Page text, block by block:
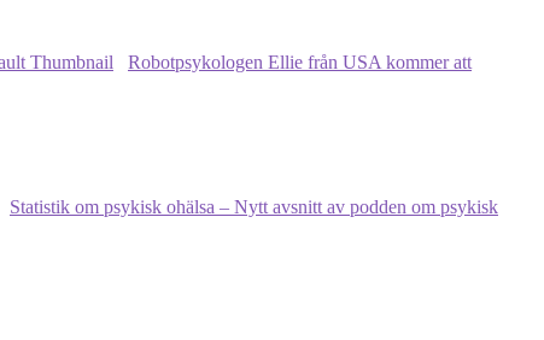
Robotpsykologen Ellie från USA kommer att
Statistik om psykisk ohälsa – Nytt avsnitt av podden om psykisk